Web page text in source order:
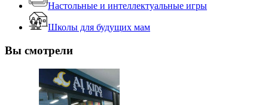
Настольные и интеллектуальные игры
Школы для будущих мам
Вы смотрели